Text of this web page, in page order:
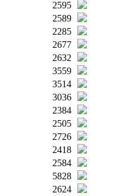
2595
2589
2285
2677
2632
3559
3514
3036
2384
2505
2726
2418
2584
5828
2624